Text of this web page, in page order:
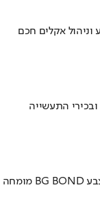
אקלים חכם
התעשייה